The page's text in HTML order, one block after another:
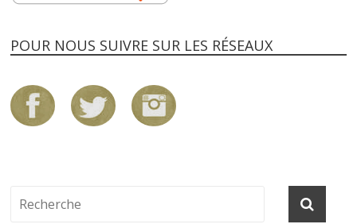
POUR NOUS SUIVRE SUR LES RÉSEAUX